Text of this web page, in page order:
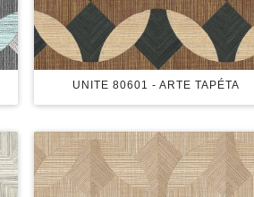
UNITE 80601 - ARTE TAPÉTA